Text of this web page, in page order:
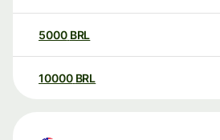
5000 BRL
10000 BRL